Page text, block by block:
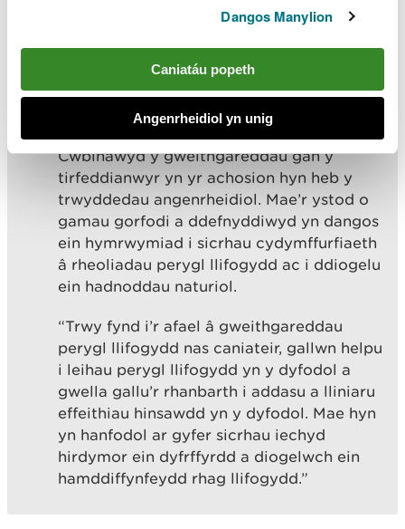
Dangos Manylion
Caniatáu popeth
Angenrheidiol yn unig
Dywedodd Keith Ivens, Rheolwr Gweithrediadau
“Mae rheoli perygl llifogydd yn effeithiol
yn hanfodol ar gyfer lleihau perygl
Cwblhawyd y gweithgareddau gan y
tirfeddianwyr yn yr achosion hyn heb y
trwyddedau angenrheidiol. Mae’r ystod o
gamau gorfodi a ddefnyddiwyd yn dangos
ein hymrwymiad i sicrhau cydymffurfiaeth
â rheoliadau perygl llifogydd ac i ddiogelu
ein hadnoddau naturiol.
“Trwy fynd i’r afael â gweithgareddau
perygl llifogydd nas caniateir, gallwn helpu
i leihau perygl llifogydd yn y dyfodol a
gwella gallu’r rhanbarth i addasu a lliniaru
effeithiau hinsawdd yn y dyfodol. Mae hyn
yn hanfodol ar gyfer sicrhau iechyd
hirdymor ein dyfrffyrdd a diogelwch ein
hamddiffynfeydd rhag llifogydd.”